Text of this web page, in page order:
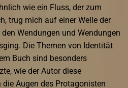
wie ein Fluss, der zum
trug mich auf einer Welle der
Wendungen und Wendungen
Die Themen von Identität
Buch sind besonders
wie der Autor diese
Augen des Protagonisten